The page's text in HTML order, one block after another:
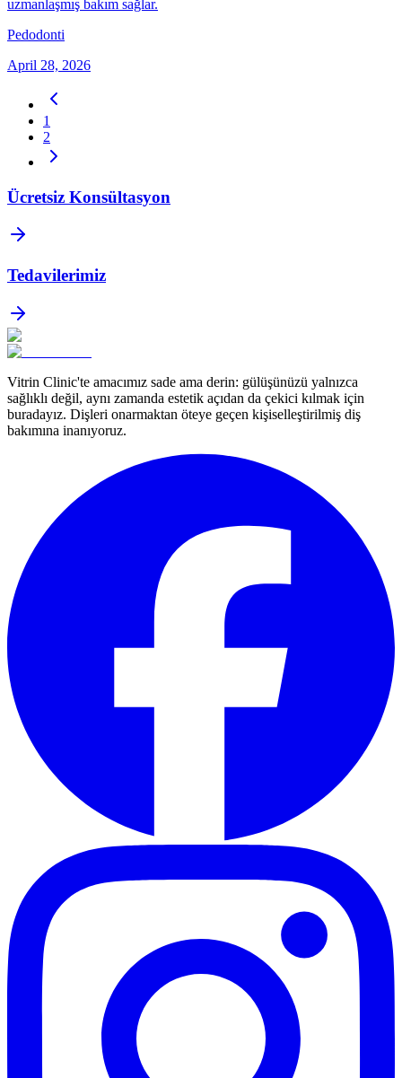
uzmanlaşmış bakım sağlar.
Pedodonti
April 28, 2026
1
2
Ücretsiz Konsültasyon
Tedavilerimiz
Vitrin Clinic'te amacımız sade ama derin: gülüşünüzü yalnızca
sağlıklı değil, aynı zamanda estetik açıdan da çekici kılmak için
buradayız. Dişleri onarmaktan öteye geçen kişiselleştirilmiş diş
bakımına inanıyoruz.